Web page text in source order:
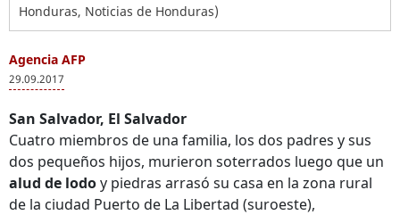
Honduras, Noticias de Honduras)
Agencia AFP
29.09.2017
San Salvador, El Salvador
Cuatro miembros de una familia, los dos padres y sus
dos pequeños hijos, murieron soterrados luego que un
alud de lodoy piedras arrasó su casa en la zona rural
de la ciudad Puerto de La Libertad (suroeste),